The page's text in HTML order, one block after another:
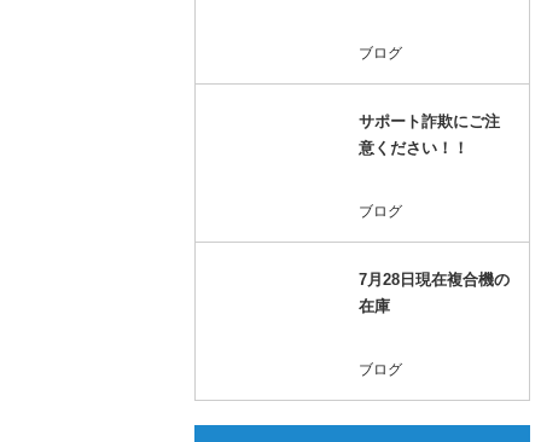
ブログ
サポート詐欺にご注
意ください！！
ブログ
7月28日現在複合機の
在庫
ブログ